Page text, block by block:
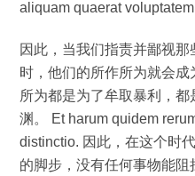
aliquam quaerat
因此，当我们指责并鄙视
时，他们的所作所为就会
所为都是为了牟取暴利，
渊。 Et harum quidem
distinctio. 因此，在这个时
的脚步，没有任何事物能